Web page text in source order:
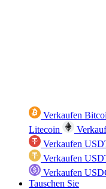
Verkaufen
Litecoin
Verkaufen
Verkaufen
Verkaufen
Tauschen Sie